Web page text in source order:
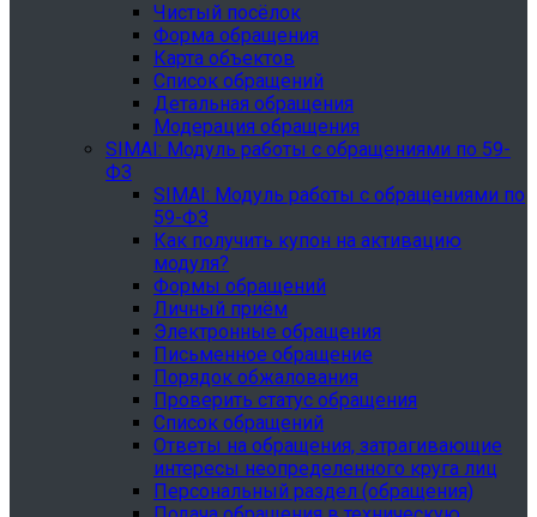
Чистый посёлок
Форма обращения
Карта объектов
Список обращений
Детальная обращения
Модерация обращения
SIMAI: Модуль работы с обращениями по 59-
ФЗ
SIMAI: Модуль работы с обращениями по
59-ФЗ
Как получить купон на активацию
модуля?
Формы обращений
Личный приём
Электронные обращения
Письменное обращение
Порядок обжалования
Проверить статус обращения
Список обращений
Ответы на обращения, затрагивающие
интересы неопределенного круга лиц
Персональный раздел (обращения)